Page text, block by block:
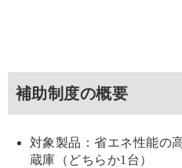
補助制度の概要
対象製品：省エネ性能の
蔵庫（どちらか1台）